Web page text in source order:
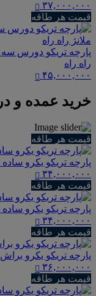
۳۷,۰۰۰,۰۰۰
قیمت هر طاقه
پارچه تریکو دورس سه
راه راه
۴۵,۰۰۰,۰۰۰
خرید عمده و
قیمت هر طاقه
پارچه تریکو یکرو ساده 1.28 سوپر گردباف نوریس | طوسی
۳۴,۰۰۰,۰۰۰
قیمت هر طاقه
پارچه تریکو یکرو ساده 1.28 سوپر گردباف نوریس | لیمویی
۳۴,۰۰۰,۰۰۰
قیمت هر طاقه
پارچه تریکو یکرو براش اکوسافت 1.26
۳۶,۰۰۰,۰۰۰
قیمت هر طاقه